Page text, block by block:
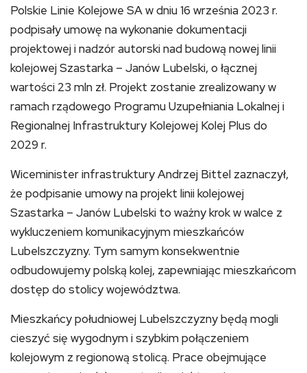
Polskie Linie Kolejowe SA w dniu 16 września 2023 r.
podpisały umowę na wykonanie dokumentacji
projektowej i nadzór autorski nad budową nowej linii
kolejowej Szastarka – Janów Lubelski, o łącznej
wartości 23 mln zł. Projekt zostanie zrealizowany w
ramach rządowego Programu Uzupełniania Lokalnej i
Regionalnej Infrastruktury Kolejowej Kolej Plus do
2029 r.
Wiceminister infrastruktury Andrzej Bittel zaznaczył,
że podpisanie umowy na projekt linii kolejowej
Szastarka – Janów Lubelski to ważny krok w walce z
wykluczeniem komunikacyjnym mieszkańców
Lubelszczyzny. Tym samym konsekwentnie
odbudowujemy polską kolej, zapewniając mieszkańcom
dostęp do stolicy województwa.
Mieszkańcy południowej Lubelszczyzny będą mogli
cieszyć się wygodnym i szybkim połączeniem
kolejowym z regionową stolicą. Prace obejmujące